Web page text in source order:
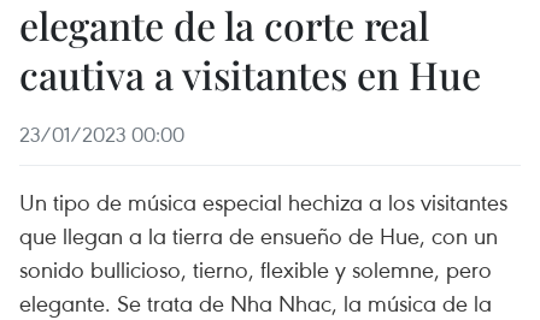
elegante de la corte real
cautiva a visitantes en Hue
23/01/2023 00:00
Un tipo de música especial hechiza a los visitantes
que llegan a la tierra de ensueño de Hue, con un
sonido bullicioso, tierno, flexible y solemne, pero
elegante. Se trata de Nha Nhac, la música de la